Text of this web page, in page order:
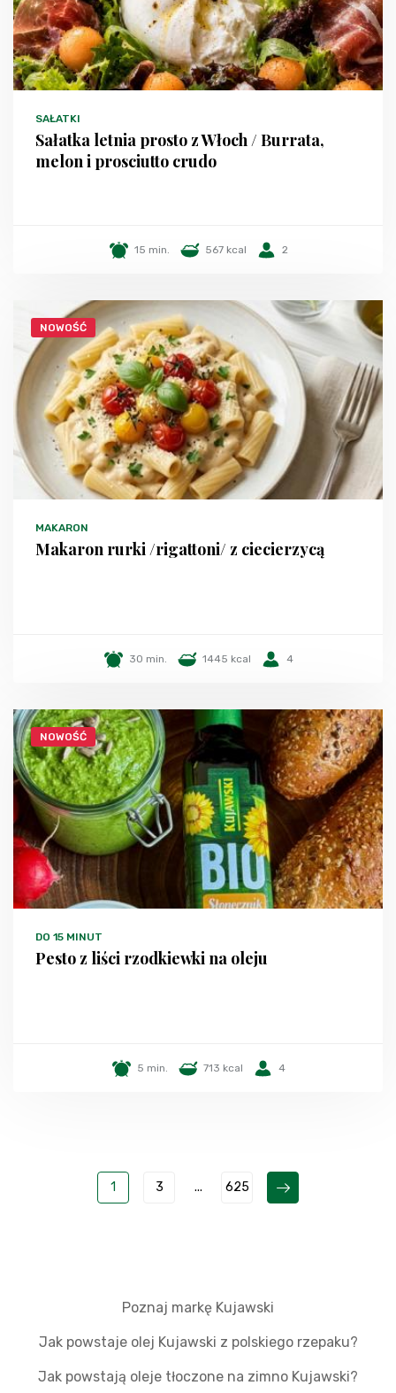
SAŁATKI
Sałatka letnia prosto z Włoch / Burrata,
melon i prosciutto crudo
15 min. 567 kcal 2
NOWOŚĆ
MAKARON
Makaron rurki /rigattoni/ z ciecierzycą
30 min. 1445 kcal 4
NOWOŚĆ
DO 15 MINUT
Pesto z liści rzodkiewki na oleju
5 min. 713 kcal 4
1 3 ... 625
Poznaj markę Kujawski
Jak powstaje olej Kujawski z polskiego rzepaku?
Jak powstają oleje tłoczone na zimno Kujawski?